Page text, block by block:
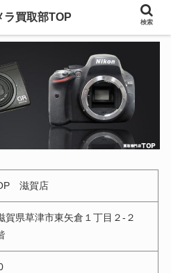
滋賀店
賀県草津市東矢倉１丁目２-２
ラ買取部TOP 検索